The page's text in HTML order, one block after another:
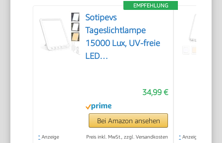
EMPFEHLUNG
Sotipevs
Tageslichtlampe
15000 Lux, UV-freie
LED
Daylight Lampe,
Touch-Control
Sonnenlicht Lampe,
Vollspektrumlampe
34,99 €
Bei Amazon ansehen
* Anzeige Preis inkl. MwSt., zzgl. Versandkosten * Anzeige